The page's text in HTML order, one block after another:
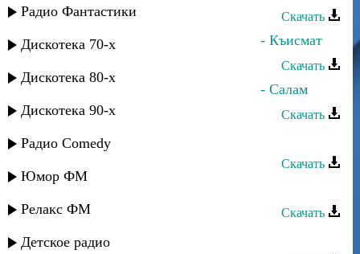
Радио Фантастики
Дискотека 70-х
Дискотека 80-х
Дискотека 90-х
Радио Comedy
Юмор ФМ
Релакс ФМ
Детское радио
Скачать
Гюльназ Гаджикурбанова и Мурад - Къисмат
Скачать
Гюльназ Гаджикурбанова и Мурад - Салам
Скачать
Айшат Айсаева - Песня гор
Скачать
Далгат Кантулов - Хаджи-Мурад
Скачать
Ирада Асварова - Лети песня